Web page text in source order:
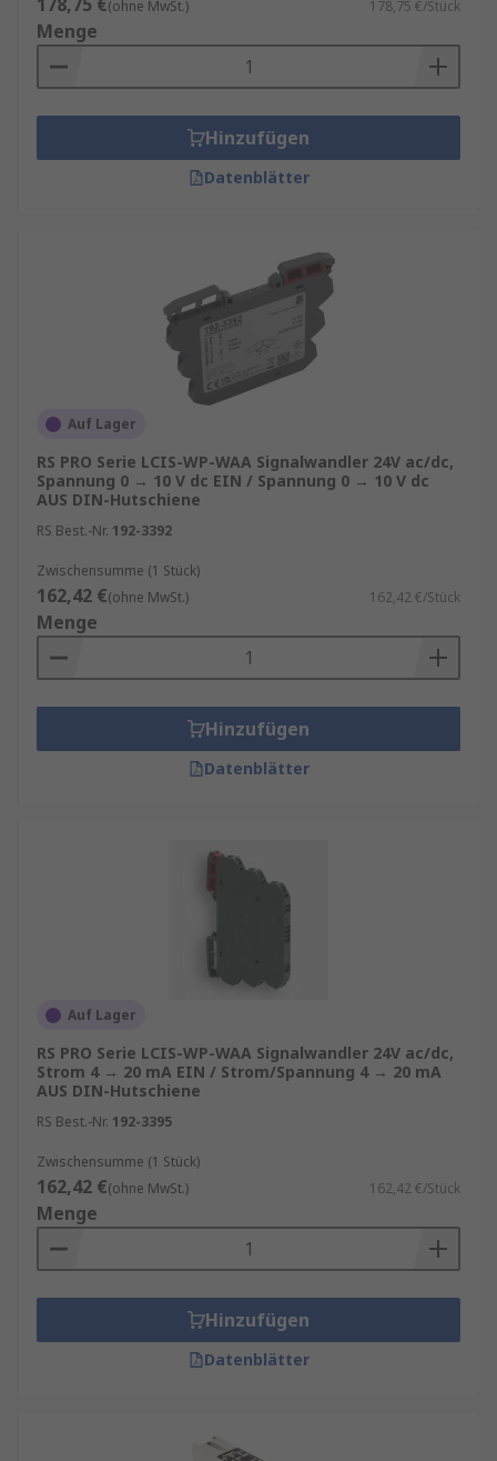
(ohne MwSt.) 178,75 €/Stück
Menge
Hinzufügen
Datenblätter
Auf Lager
RS PRO Serie LCIS-WP-WAA Signalwandler 24V ac/dc,
Spannung 0 → 10 V dc EIN / Spannung 0 → 10 V dc
AUS DIN-Hutschiene
RS Best.-Nr. 192-3392
Zwischensumme (1 Stück)
162,42 €(ohne MwSt.) 162,42 €/Stück
Menge
Hinzufügen
Datenblätter
Auf Lager
RS PRO Serie LCIS-WP-WAA Signalwandler 24V ac/dc,
Strom 4 → 20 mA EIN / Strom/Spannung 4 → 20 mA
AUS DIN-Hutschiene
RS Best.-Nr. 192-3395
Zwischensumme (1 Stück)
162,42 €(ohne MwSt.) 162,42 €/Stück
Menge
Hinzufügen
Datenblätter